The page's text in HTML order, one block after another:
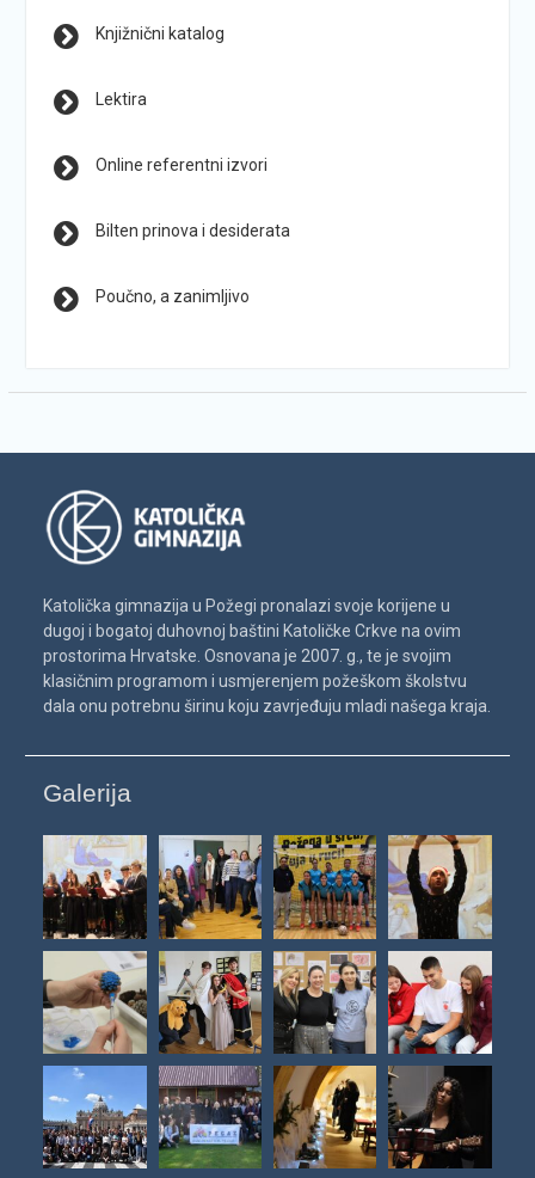
Knjižnični katalog
Lektira
Online referentni izvori
Bilten prinova i desiderata
Poučno, a zanimljivo
Katolička gimnazija u Požegi pronalazi svoje korijene u
dugoj i bogatoj duhovnoj baštini Katoličke Crkve na ovim
prostorima Hrvatske. Osnovana je 2007. g., te je svojim
klasičnim programom i usmjerenjem požeškom školstvu
dala onu potrebnu širinu koju zavrjeđuju mladi našega kraja.
Galerija